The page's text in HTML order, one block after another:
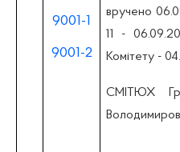
9001-1
9001-2
вручено
11 -
Комітету -
СМІТЮХ